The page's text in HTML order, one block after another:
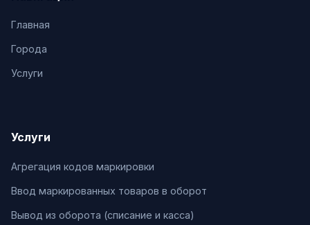
Главная
Города
Услуги
Услуги
Агрегация кодов маркировки
Ввод маркированных товаров в оборот
Вывод из оборота (списание и касса)